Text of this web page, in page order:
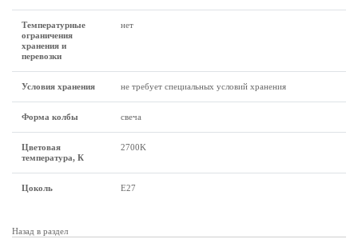
Температурные
ограничения
хранения и
перевозки
нет
Условия хранения не требует специальных условий хранения
Форма колбы свеча
Цветовая
температура, К
2700K
Цоколь Е27
Назад в раздел